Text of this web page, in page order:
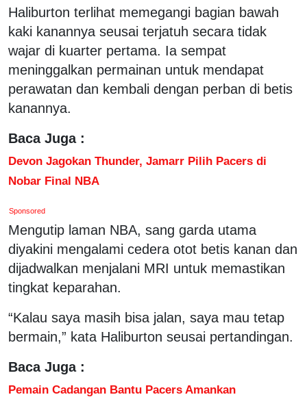
Haliburton terlihat memegangi bagian bawah
kaki kanannya seusai terjatuh secara tidak
wajar di kuarter pertama. Ia sempat
meninggalkan permainan untuk mendapat
perawatan dan kembali dengan perban di betis
kanannya.
Baca Juga :
Devon Jagokan Thunder, Jamarr Pilih Pacers di
Nobar Final NBA
Sponsored
Mengutip laman NBA, sang garda utama
diyakini mengalami cedera otot betis kanan dan
dijadwalkan menjalani MRI untuk memastikan
tingkat keparahan.
“Kalau saya masih bisa jalan, saya mau tetap
bermain,” kata Haliburton seusai pertandingan.
Baca Juga :
Pemain Cadangan Bantu Pacers Amankan